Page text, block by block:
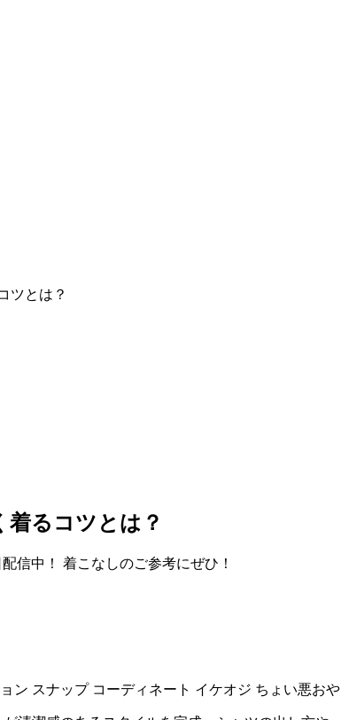
ツとは？
着るコツとは？
信中！ 着こなしのご参考にぜひ！